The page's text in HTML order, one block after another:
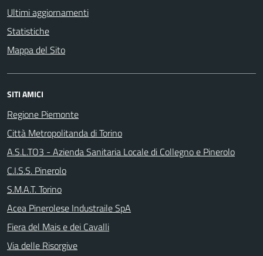
Ultimi aggiornamenti
Statistiche
Mappa del Sito
SITI AMICI
Regione Piemonte
Città Metropolitanda di Torino
A.S.L.TO3 - Azienda Sanitaria Locale di Collegno e Pinerolo
C.I.S.S. Pinerolo
S.M.A.T. Torino
Acea Pinerolese Industraile SpA
Fiera del Mais e dei Cavalli
Via delle Risorgive